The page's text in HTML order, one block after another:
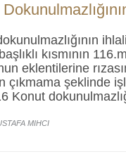
kısmının
eklentilerine
çıkmama şeklinde
Konut
MIHCI